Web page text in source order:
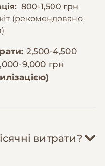
800-1,500 грн
кіт (рекомендовано
2,500-4,500
9,000 грн
витрати?